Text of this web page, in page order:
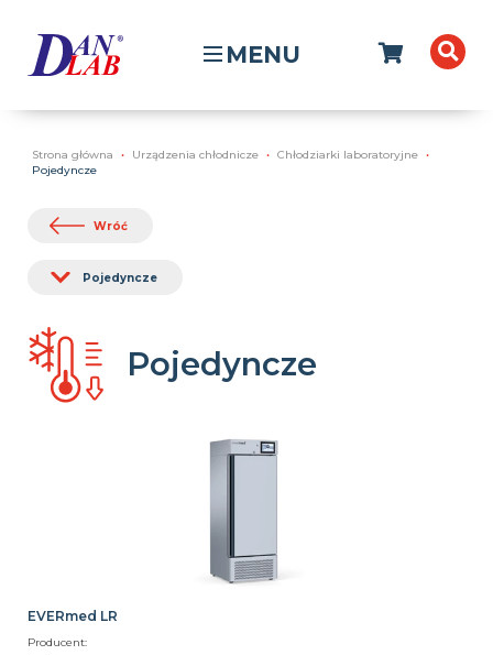
MENU
Strona główna Urządzenia chłodnicze
Chłodziarki laboratoryjne
Pojedyncze
Wróć
Pojedyncze
Pojedyncze
EVERmed LR
Producent: